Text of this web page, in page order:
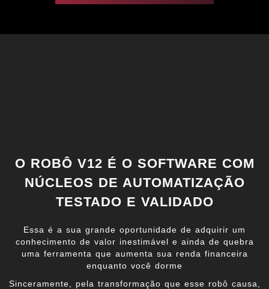
O ROBÔ V12 É O SOFTWARE COM
NÚCLEOS DE AUTOMATIZAÇÃO
TESTADO E VALIDADO
Essa é a sua grande oportunidade de adquirir um
conhecimento de valor inestimável e ainda de quebra
uma ferramenta que aumenta sua renda financeira
enquanto você dorme
Sinceramente, pela transformação que esse robô causa,